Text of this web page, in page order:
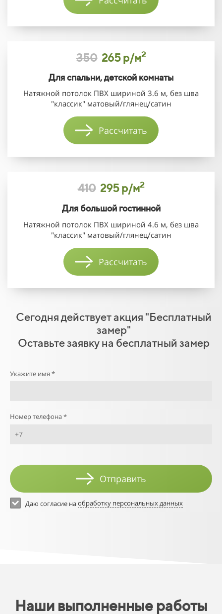
350 265 р/м2
Для спальни, детской комнаты
Натяжной потолок ПВХ шириной 3.6 м, без шва
"классик" матовый/глянец/сатин
Рассчитать
410 295 р/м2
Для большой гостинной
Натяжной потолок ПВХ шириной 4.6 м, без шва
"классик" матовый/глянец/сатин
Рассчитать
Сегодня действует акция "Бесплатный
замер"
Оставьте заявку на бесплатный замер
Укажите имя *
Номер телефона *
Отправить
Даю согласие наобработку персональных данных
Наши выполненные работы